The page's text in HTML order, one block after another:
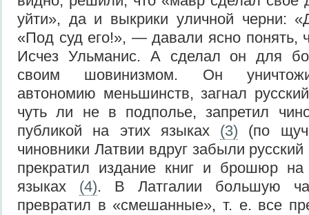
уйти», да и выкрики уличной черни:
«Под суд его!», — давали ясно понять,
Исчез Ульманис. А сделал он для
своим шовинизмом. Он
автономию меньшинств, загнал
чуть ли не в подполье, запретил
публикой на этих языках (3) (по
чиновники Латвии вдруг забыли
прекратил издание книг и брошюр на
языках (4). В Латгалии большую
превратил в «смешанные», т. е. все